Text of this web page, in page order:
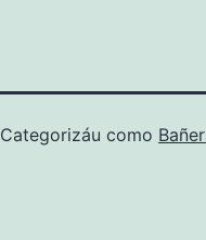
Categorizáu como